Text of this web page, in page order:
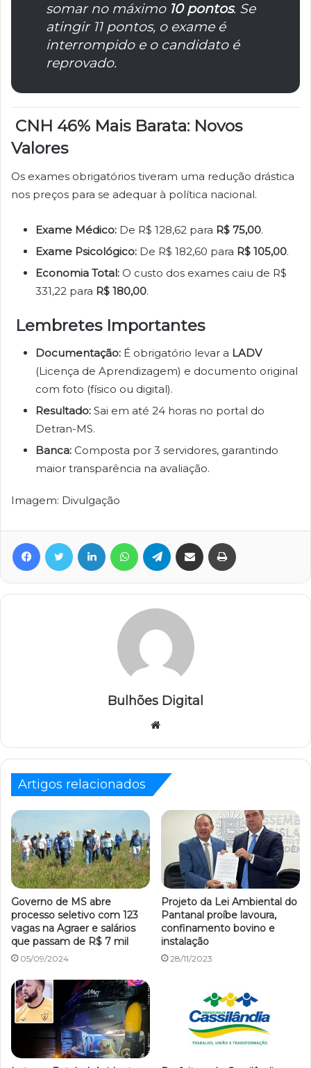
somar no máximo 10 pontos. Se
atingir 11 pontos, o exame é
interrompido e o candidato é
reprovado.
CNH 46% Mais Barata: Novos
Valores
Os exames obrigatórios tiveram uma redução drástica
nos preços para se adequar à política nacional.
Exame Médico: De R$ 128,62 para R$ 75,00.
Exame Psicológico: De R$ 182,60 para R$ 105,00.
Economia Total: O custo dos exames caiu de R$
331,22 para R$ 180,00.
Lembretes Importantes
Documentação: É obrigatório levar a LADV
(Licença de Aprendizagem) e documento original
com foto (físico ou digital).
Resultado: Sai em até 24 horas no portal do
Detran-MS.
Banca: Composta por 3 servidores, garantindo
maior transparência na avaliação.
Imagem: Divulgação
FacebookTwitter Linkedin WhatsAppTelegramCompartilhar via e-mail
Bulhões Digital
Website
Artigos relacionados
Governo de MS abre
processo seletivo com 123
vagas na Agraer e salários
que passam de R$ 7 mil
05/09/2024
Projeto da Lei Ambiental do
Pantanal proíbe lavoura,
confinamento bovino e
instalação
28/11/2023